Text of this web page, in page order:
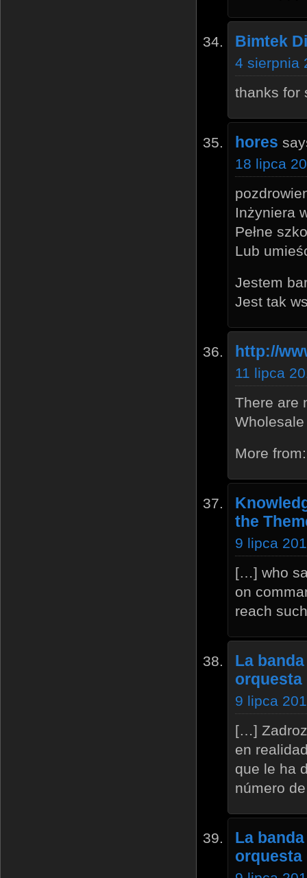
Bimtek
4 sierpnia
thanks for
hores
18 lipca
Inżyniera
Pełne
Lub
Jestem
Jest tak
http://
11 lipca
There are
More from:
the
9 lipca
[…] who
on
reach
La
orquesta
9 lipca
[…]
en
que le ha
número
La
orquesta